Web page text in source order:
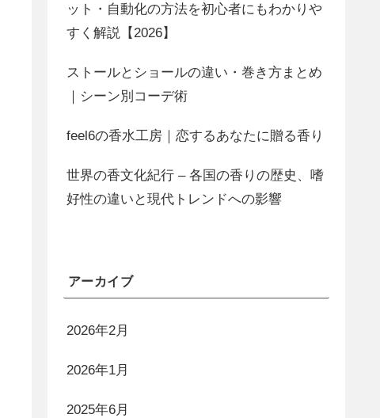
ット・自動化の方法を初心者にもわかりや
すく解説【2026】
ストールとショールの違い・巻き方まとめ
｜シーン別コーデ術
feel6の香水工房｜恋するあなたに贈る香り
世界の香文化紀行 – 各国の香りの歴史、嗜
好性の違いと現代トレンドへの影響
アーカイブ
2026年2月
2026年1月
2025年6月